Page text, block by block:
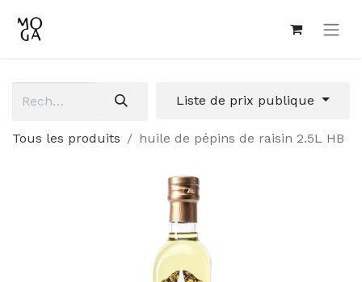
Liste de prix publique
Tous les produits huile de pépins de raisin 2.5L HB